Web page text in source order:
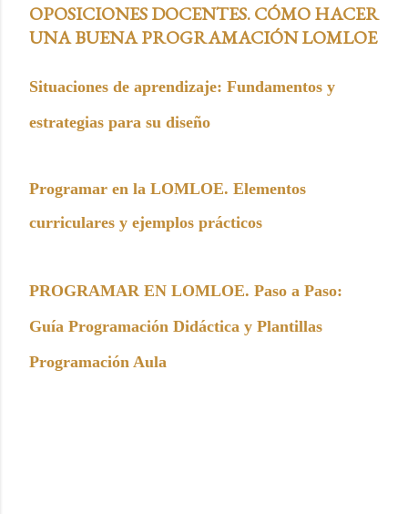
OPOSICIONES DOCENTES. CÓMO HACER
UNA BUENA PROGRAMACIÓN LOMLOE
Situaciones de aprendizaje: Fundamentos y
estrategias para su diseño
Programar en la LOMLOE. Elementos
curriculares y ejemplos prácticos
PROGRAMAR EN LOMLOE. Paso a Paso:
Guía Programación Didáctica y Plantillas
Programación Aula